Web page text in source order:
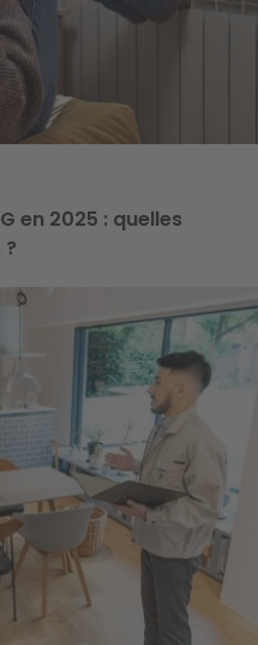
en 2025 : quelles